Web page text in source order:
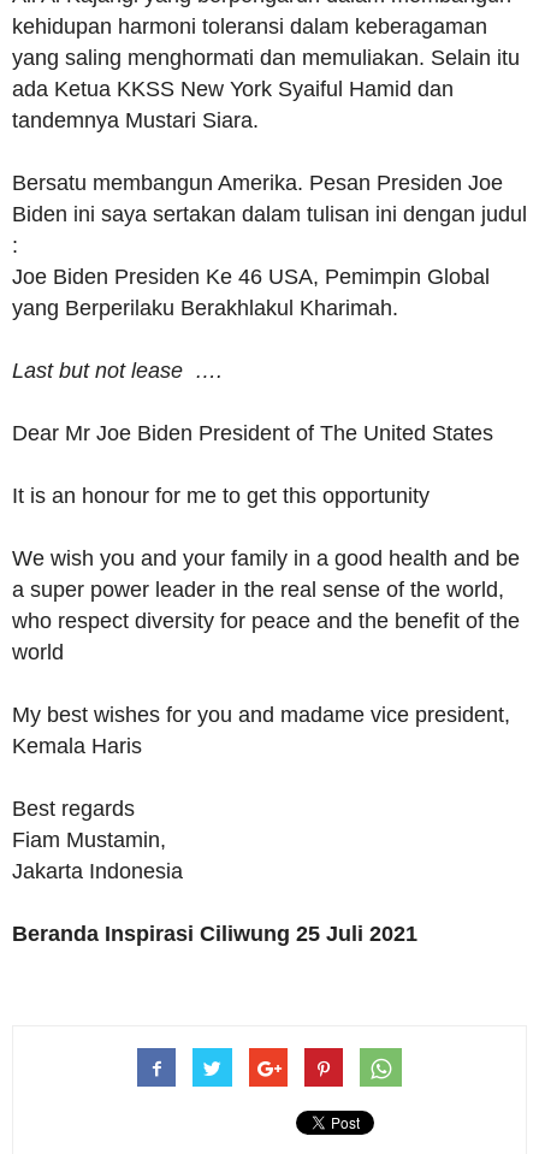
kehidupan harmoni toleransi dalam keberagaman
yang saling menghormati dan memuliakan. Selain itu
ada Ketua KKSS New York Syaiful Hamid dan
tandemnya Mustari Siara.
Bersatu membangun Amerika. Pesan Presiden Joe
Biden ini saya sertakan dalam tulisan ini dengan judul
:
Joe Biden Presiden Ke 46 USA, Pemimpin Global
yang Berperilaku Berakhlakul Kharimah.
Last but not lease ….
Dear Mr Joe Biden President of The United States
It is an honour for me to get this opportunity
We wish you and your family in a good health and be
a super power leader in the real sense of the world,
who respect diversity for peace and the benefit of the
world
My best wishes for you and madame vice president,
Kemala Haris
Best regards
Fiam Mustamin,
Jakarta Indonesia
Beranda Inspirasi Ciliwung 25 Juli 2021